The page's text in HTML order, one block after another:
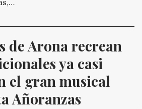
de Arona recrean
ya casi
el gran musical
Añoranzas